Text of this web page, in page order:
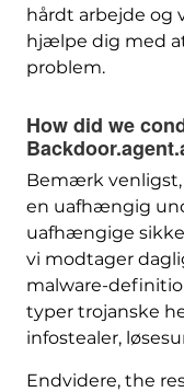
hårdt arbejde og
hjælpe dig med
problem.
How did we
Bemærk venligst,
en uafhængig
uafhængige
vi modtager
malware-
typer trojanske
infostealer,
Endvidere, the